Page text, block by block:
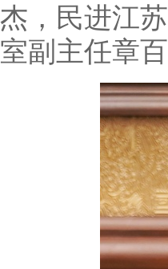
杰，民进江
室副主任章